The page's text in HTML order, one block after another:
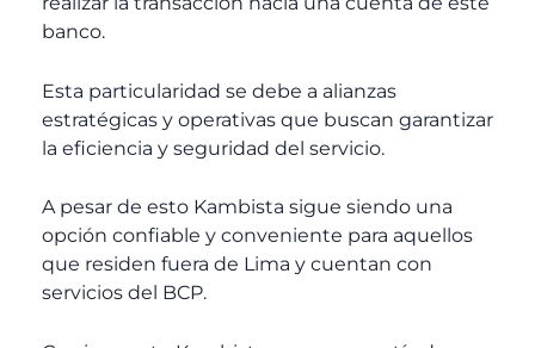
banco.
Esta particularidad se debe a alianzas
estratégicas y operativas que buscan garantizar
la eficiencia y seguridad del servicio.
A pesar de esto Kambista sigue siendo una
opción confiable y conveniente para aquellos
que residen fuera de Lima y cuentan con
servicios del BCP.